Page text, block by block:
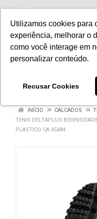
Utilizamos cookies para
experiência, melhorar o
como você interage em
personalizar conteúdo.
Recusar Cookies
INÍCIO CALCADOS
TENIS DELTAPLUS
PLASTICO CA 45484